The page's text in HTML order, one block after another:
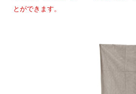
とができます。